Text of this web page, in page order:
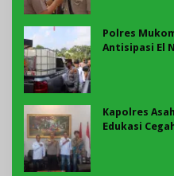
Polres
Antisipasi El
Kapolres
Edukasi